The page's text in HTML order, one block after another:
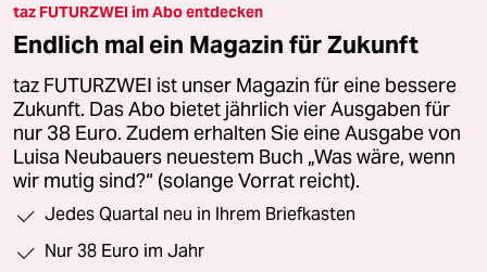
taz FUTURZWEI im Abo entdecken
Endlich mal ein Magazin für Zukunft
taz FUTURZWEI ist unser Magazin für eine bessere
Zukunft. Das Abo bietet jährlich vier Ausgaben für
nur 38 Euro. Zudem erhalten Sie eine Ausgabe von
Luisa Neubauers neuestem Buch „Was wäre, wenn
wir mutig sind?“ (solange Vorrat reicht).
Jedes Quartal neu in Ihrem Briefkasten
Nur 38 Euro im Jahr